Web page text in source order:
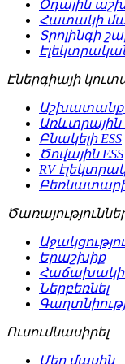
Օդային
Հատակի
Տրոլինգի
Էներգիայի
Առևտրային
Բնակելի ESS
Ծովային ESS
RV
Բեռնատարի
Երաշխիք
Հաճախակի
Ներբեռնել
Ուսումնասիրել
Մեր մասին